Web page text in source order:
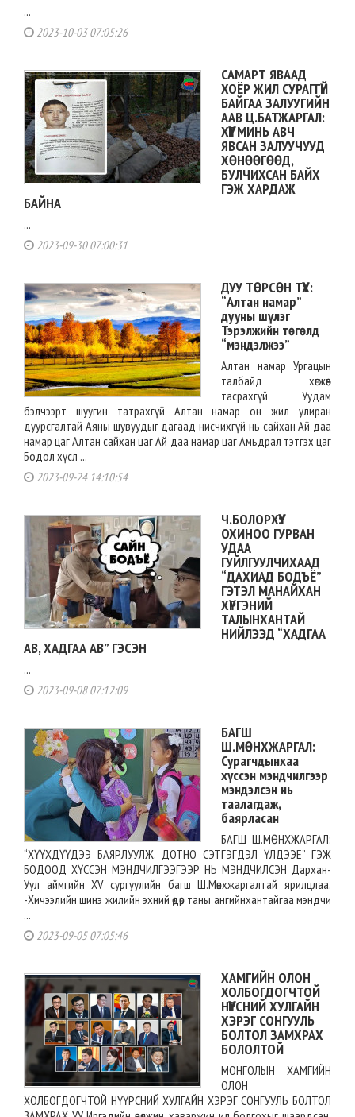
...
2023-10-03 07:05:26
САМАРТ ЯВААД
ХОЁР ЖИЛ СУРАГГҮЙ
БАЙГАА ЗАЛУУГИЙН
ААВ Ц.БАТЖАРГАЛ:
ХҮҮГ МИНЬ АВЧ
ЯВСАН ЗАЛУУЧУУД
ХӨНӨӨГӨӨД,
БУЛЧИХСАН БАЙХ
ГЭЖ ХАРДАЖ
БАЙНА
...
2023-09-30 07:00:31
ДУУ ТӨРСӨН ТҮҮХ:
“Алтан намар”
дууны шүлэг
Тэрэлжийн төгөлд
“мэндэлжээ”
Алтан намар Ургацын
талбайд хөгжөөн
тасрахгүй Уудам
бэлчээрт шуугин татрахгүй Алтан намар он жил улиран
дуурсгалтай Аяны шувуудыг дагаад нисчихгүй нь сайхан Ай даа
намар цаг Алтан сайхан цаг Ай даа намар цаг Амьдрал тэтгэх цаг
Бодол хүсл ...
2023-09-24 14:10:54
Ч.БОЛОРХҮҮ:
ОХИНОО ГУРВАН
УДАА
ГУЙЛГУУЛЧИХААД
“ДАХИАД БОДЪЁ”
ГЭТЭЛ МАНАЙХАН
ХҮРГЭНИЙ
ТАЛЫНХАНТАЙ
НИЙЛЭЭД “ХАДГАА
АВ, ХАДГАА АВ” ГЭСЭН
...
2023-09-08 07:12:09
БАГШ
Ш.МӨНХЖАРГАЛ:
Сурагчдынхаа
хүссэн мэндчилгээр
мэндэлсэн нь
таалагдаж,
баярласан
БАГШ Ш.МӨНХЖАРГАЛ:
“ХҮҮХДҮҮДЭЭ БАЯРЛУУЛЖ, ДОТНО СЭТГЭГДЭЛ ҮЛДЭЭЕ” ГЭЖ
БОДООД ХҮССЭН МЭНДЧИЛГЭЭГЭЭР НЬ МЭНДЧИЛСЭН Дархан-
Уул аймгийн XV сургуулийн багш Ш.Мөнхжаргалтай ярилцлаа.
-Хичээлийн шинэ жилийн эхний өдөр таны ангийнхантайгаа мэндчи
...
2023-09-05 07:05:46
ХАМГИЙН ОЛОН
ХОЛБОГДОГЧТОЙ
НҮҮРСНИЙ ХУЛГАЙН
ХЭРЭГ СОНГУУЛЬ
БОЛТОЛ ЗАМХРАХ
БОЛОЛТОЙ
МОНГОЛЫН ХАМГИЙН
ОЛОН
ХОЛБОГДОГЧТОЙ НҮҮРСНИЙ ХУЛГАЙН ХЭРЭГ СОНГУУЛЬ БОЛТОЛ